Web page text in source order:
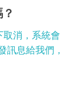
？
取消，系統會
訊息給我們，